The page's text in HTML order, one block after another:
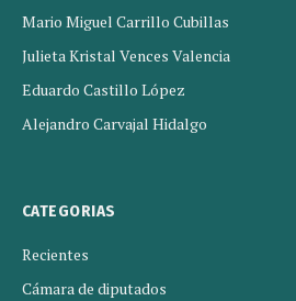
Mario Miguel Carrillo Cubillas
Julieta Kristal Vences Valencia
Eduardo Castillo López
Alejandro Carvajal Hidalgo
CATEGORIAS
Recientes
Cámara de diputados